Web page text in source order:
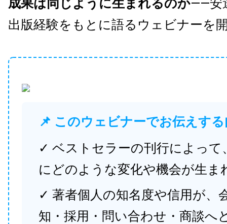
成果は同じように生まれるのか——安
出版経験をもとに語るウェビナーを
📌 このウェビナーでお伝えす
✓ ベストセラーの刊行によって
にどのような変化や機会が生ま
✓ 著者個人の知名度や信用が、
知・採用・問い合わせ・商談へ